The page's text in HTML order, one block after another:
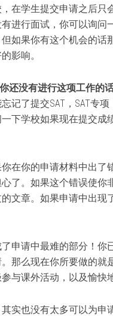
在学生提交申请之后只
进行面试，你可以询问
如果你有这个机会的话
影响。
还没有进行这项工作的话
记了提交SAT，SAT专
下学校如果现在提交成
在你的申请材料中出了
了。如果这个错误使你
文章。如果申请中出
申请中最难的部分！你
那么现在你所要做的就
与课外活动，以及愉快
实也没有太多可以为申